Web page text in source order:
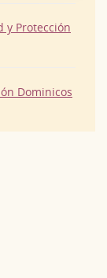
y Protección
Dominicos